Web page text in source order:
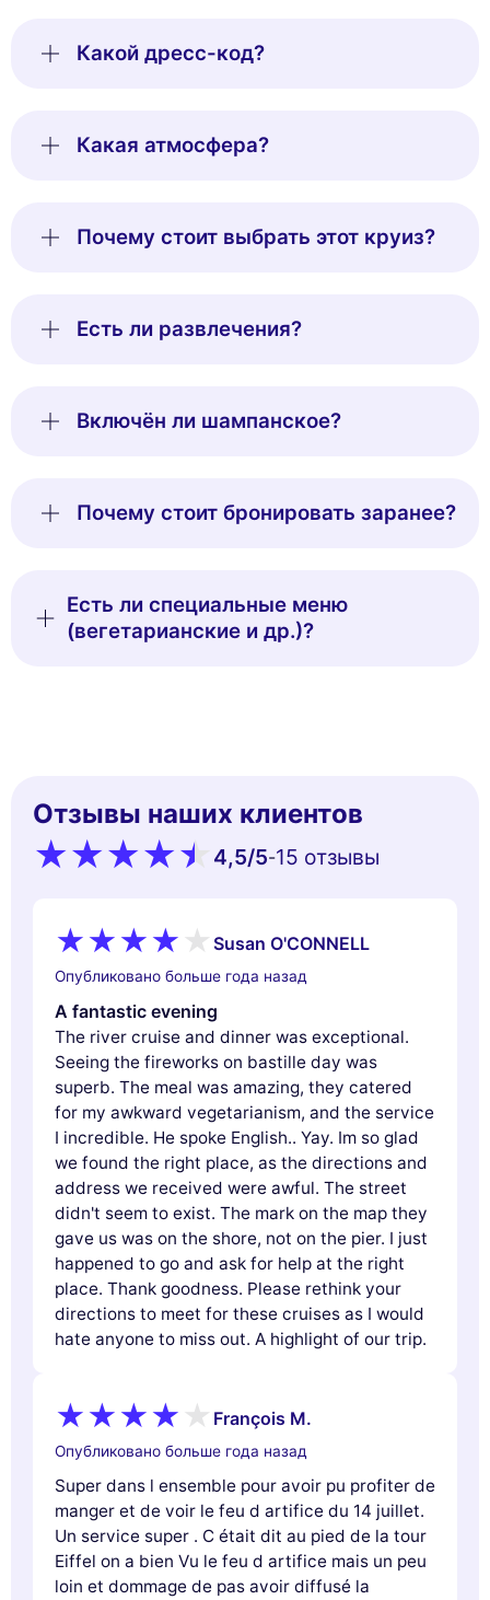
Какой дресс-код?
Какая атмосфера?
Почему стоит выбрать этот круиз?
Есть ли развлечения?
Включён ли шампанское?
Почему стоит бронировать заранее?
Есть ли специальные меню
(вегетарианские и др.)?
Отзывы наших клиентов
4,5/5-15 oтзывы
Susan O'CONNELL
Опубликовано больше года назад
A fantastic evening
The river cruise and dinner was exceptional.
Seeing the fireworks on bastille day was
superb. The meal was amazing, they catered
for my awkward vegetarianism, and the service
I incredible. He spoke English.. Yay. Im so glad
we found the right place, as the directions and
address we received were awful. The street
didn't seem to exist. The mark on the map they
gave us was on the shore, not on the pier. I just
happened to go and ask for help at the right
place. Thank goodness. Please rethink your
directions to meet for these cruises as I would
hate anyone to miss out. A highlight of our trip.
François M.
Опубликовано больше года назад
Super dans l ensemble pour avoir pu profiter de
manger et de voir le feu d artifice du 14 juillet.
Un service super . C était dit au pied de la tour
Eiffel on a bien Vu le feu d artifice mais un peu
loin et dommage de pas avoir diffusé la